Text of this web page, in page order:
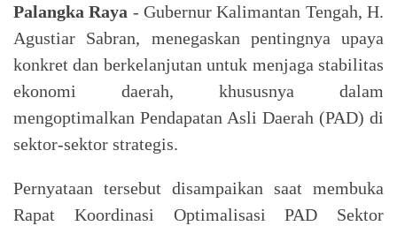
Palangka Raya - Gubernur Kalimantan Tengah, H.
Agustiar Sabran, menegaskan pentingnya upaya
konkret dan berkelanjutan untuk menjaga stabilitas
ekonomi daerah, khususnya dalam
mengoptimalkan Pendapatan Asli Daerah (PAD) di
sektor-sektor strategis.
Pernyataan tersebut disampaikan saat membuka
Rapat Koordinasi Optimalisasi PAD Sektor